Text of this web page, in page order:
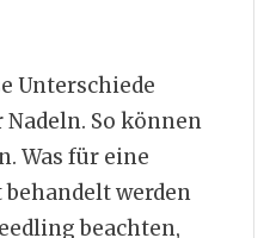
Unterschiede
So können
Was für eine
werden
beachten,